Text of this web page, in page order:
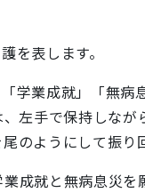
を表します。
学業成就」「無病
左手で保持しなが
のようにして振り
成就と無病息災を